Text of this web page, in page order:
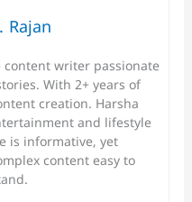
Rajan
content writer passionate
With 2+ years of
creation. Harsha
and lifestyle
is informative, yet
content easy to